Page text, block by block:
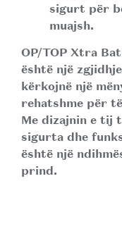
sigurt për
muajsh.
OP/TOP Xtra
është një
kërkojnë një
rehatshme për
Me dizajnin e tij
sigurta dhe
është një
prind.